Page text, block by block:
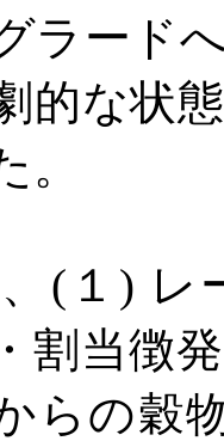
ラード
的な状
。
( １ ) レ
割当徴
らの穀